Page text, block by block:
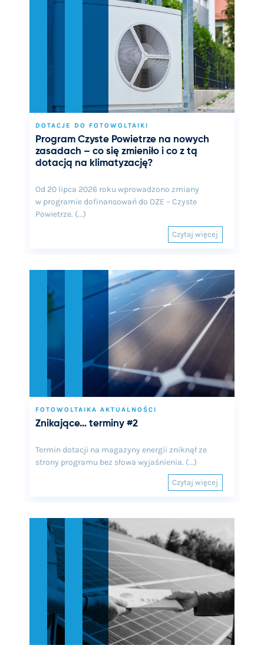
DOTACJE DO FOTOWOLTAIKI
Program Czyste Powietrze na nowych
zasadach – co się zmieniło i co z tą
dotacją na klimatyzację?
Od 20 lipca 2026 roku wprowadzono zmiany
w programie dofinansowań do OZE – Czyste
Powietrze. (...)
Czytaj więcej
FOTOWOLTAIKA AKTUALNOŚCI
Znikające… terminy #2
Termin dotacji na magazyny energii zniknął ze
strony programu bez słowa wyjaśnienia. (...)
Czytaj więcej